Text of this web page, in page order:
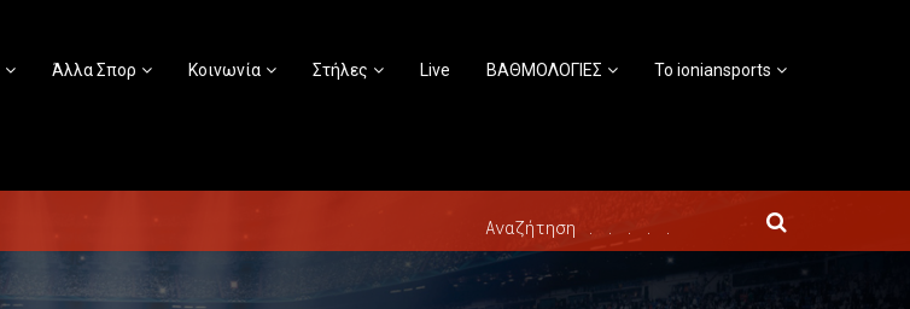
Άλλα Σπορ Κοινωνία Στήλες Live ΒΑΘΜΟΛΟΓΙΕΣ Το ioniansports